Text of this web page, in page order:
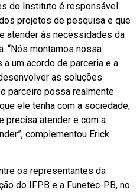
do Instituto é responsável
projetos de pesquisa e que
atender às necessidades da
“Nós montamos nossa
um acordo de parceria e a
as soluções
parceiro possa realmente
ele tenha com a sociedade,
precisa atender e com a
complementou Erick
os representantes da
do IFPB e a Funetec-PB, no